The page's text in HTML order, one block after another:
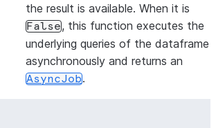
the result is available. When it is
False, this function executes the
underlying queries of the dataframe
asynchronously and returns an
AsyncJob.